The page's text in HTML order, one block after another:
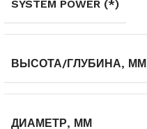
SYSTEM POWER (*)
ВЫСОТА/ГЛУБИНА, ММ
ДИАМЕТР, ММ